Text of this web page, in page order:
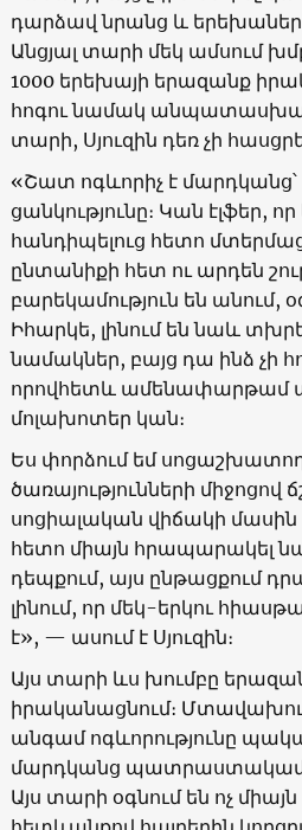
դարձավ նրանց և
Անցյալ տարի մեկ ամսում
1000 երեխայի երազանք
հոգու նամակ անպատասխան
տարի, Սյուզին դեռ չի
«Շատ ոգևորիչ է մարդկանց՝
ցանկությունը։ Կան էլֆեր,
հանդիպելուց հետո
ընտանիքի հետ ու արդեն
բարեկամություն են անում,
Իհարկե, լինում են նաև
նամակներ, բայց դա ինձ չի
որովհետև ամենափարթամ
մոլախոտեր կան։
Ես փորձում եմ
ծառայությունների միջոցով
սոցիալական վիճակի մասին
հետո միայն հրապարակել
դեպքում, այս ընթացքում
լինում, որ մեկ-երկու
է», — ասում է Սյուզին։
Այս տարի ևս խումբը
իրականացնում։
անգամ ոգևորությունը
մարդկանց
Այս տարի օգնում են ոչ